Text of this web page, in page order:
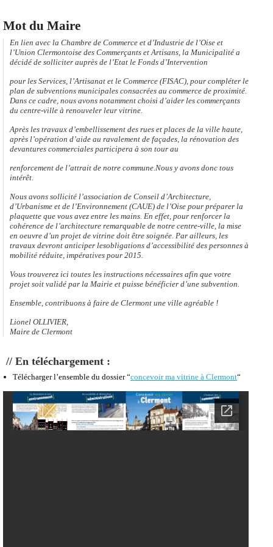
Mot du Maire
En lien avec la Chambre de Commerce et d’Industrie de l’Oise et
l’Union Clermontoise des Commerçants et Artisans, la Municipalité a
décidé de solliciter auprès de l’Etat le Fonds d’Intervention
pour les Services, l’Artisanat et le Commerce (FISAC), pour compléter le
plan de subventions municipales consacrées au commerce de proximité.
Dans ce cadre, nous avons notamment choisi d’aider les commerçants
du centre-ville à renouveler leur vitrine.
Après les travaux d’embellissement des rues et places de la ville haute,
après l’opération d’aide au ravalement de façades, la rénovation des
devantures commerciales participera à son tour au
renforcement de l’attrait de notre commune.Nous y avons donc tous
intérêt.
Nous avons sollicité l’association de Conseil d’Architecture,
d’Urbanisme et de l’Environnement (CAUE) de l’Oise pour préparer la
plaquette que vous avez entre les mains. En effet, pour renforcer la
cohérence de l’architecture remarquable de notre centre-ville, la mise
en oeuvre d’un projet de vitrine doit être soignée. Par ailleurs, les
travaux devront anticiper lesobligations d’accessibilité des personnes à
mobilité réduite, impératives pour 2015.
Vous trouverez ici toutes les instructions nécessaires afin que votre
projet soit validé par la Mairie et puisse bénéficier d’une subvention.
Ensemble, contribuons à faire de Clermont une ville agréable !
Lionel OLLIVIER,
Maire de Clermont
// En téléchargement :
Télécharger l’ensemble du dossier “concevoir ma vitrine à Clermont“